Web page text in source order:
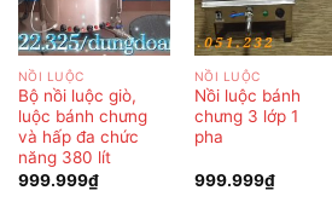
NỒI LUỘC
Bộ nồi luộc giò,
luộc bánh chưng
và hấp đa chức
năng 380 lít
999.999₫
NỒI LUỘC
Nồi luộc bánh
chưng 3 lớp 1
pha
999.999₫